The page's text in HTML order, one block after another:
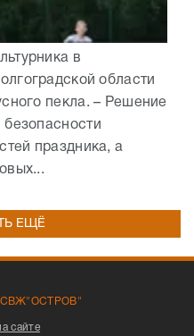
в
области
пекла. – Решение
праздника, а
ЕЩЁ
сайте